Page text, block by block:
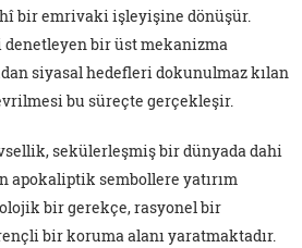
bir emrivaki işleyişine dönüşür.
bir üst mekanizma
siyasal hedefleri dokunulmaz kılan
bu süreçte gerçekleşir.
sekülerleşmiş bir dünyada dahi
apokaliptik sembollere yatırım
bir gerekçe, rasyonel bir
bir koruma alanı yaratmaktadır.